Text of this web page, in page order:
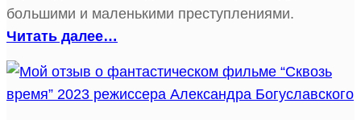
большими и маленькими преступлениями.
Читать далее…